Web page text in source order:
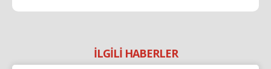
İLGİLİ HABERLER